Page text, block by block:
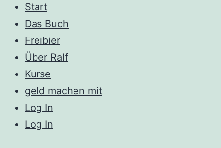
Start
Das Buch
Freibier
Über Ralf
Kurse
geld machen mit
Log In
Log In